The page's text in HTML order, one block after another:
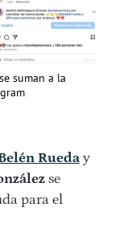
suman a la
Rueda y
se
para el